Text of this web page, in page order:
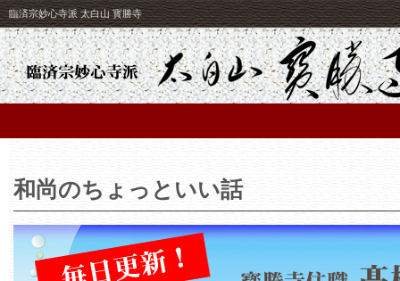
臨済宗妙心寺派 太白山 寳勝寺
和尚のちょっといい話